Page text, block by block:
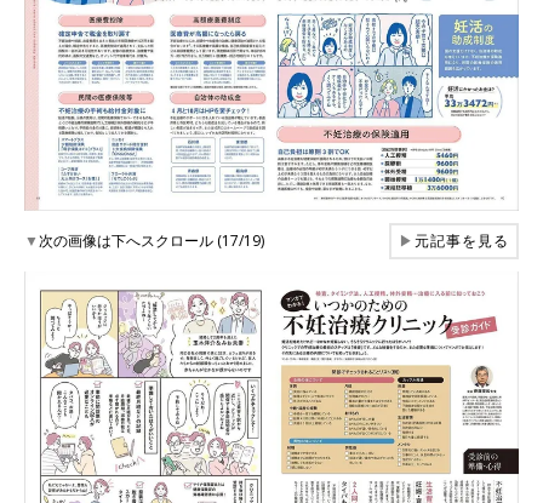
▼次の画像は下へスクロール (17/19) ▶元記事を見る